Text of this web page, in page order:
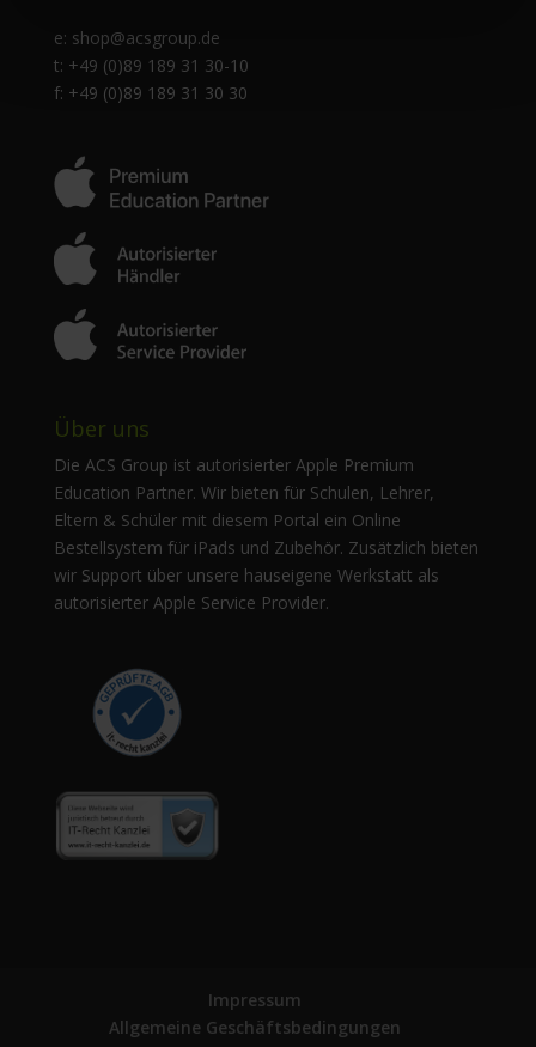
e: shop@acsgroup.de
t: +49 (0)89 189 31 30-10
f: +49 (0)89 189 31 30 30
Über uns
Die ACS Group ist autorisierter Apple Premium
Education Partner. Wir bieten für Schulen, Lehrer,
Eltern & Schüler mit diesem Portal ein Online
Bestellsystem für iPads und Zubehör. Zusätzlich bieten
wir Support über unsere hauseigene Werkstatt als
autorisierter Apple Service Provider.
Impressum
Allgemeine Geschäftsbedingungen